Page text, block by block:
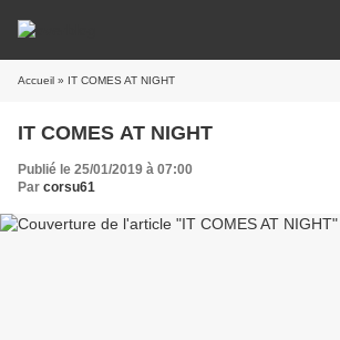
Accueil » IT COMES AT NIGHT
IT COMES AT NIGHT
Publié le 25/01/2019 à 07:00
Par corsu61